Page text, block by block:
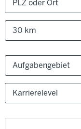
30 km
Aufgabengebiet
Karrierelevel